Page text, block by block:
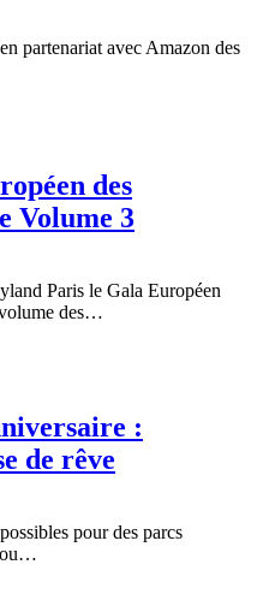
partenariat avec Amazon des
des
Volume 3
Paris le Gala Européen
des…
:
de rêve
pour des parcs
ou…